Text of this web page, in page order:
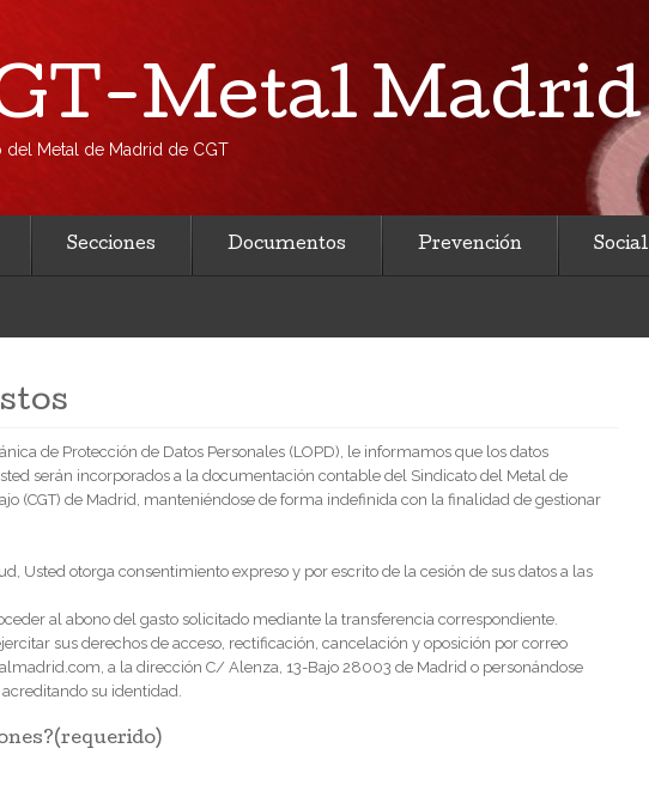
Metal Madrid
del Metal de Madrid de CGT
Secciones Documentos Prevención Social
de Protección de Datos Personales (LOPD), le informamos que los datos
serán incorporados a la documentación contable del Sindicato del Metal de
(CGT) de Madrid, manteniéndose de forma indefinida con la finalidad de gestionar
Usted otorga consentimiento expreso y por escrito de la cesión de sus datos a las
al abono del gasto solicitado mediante la transferencia correspondiente.
sus derechos de acceso, rectificación, cancelación y oposición por correo
a la dirección C/ Alenza, 13-Bajo 28003 de Madrid o personándose
su identidad.